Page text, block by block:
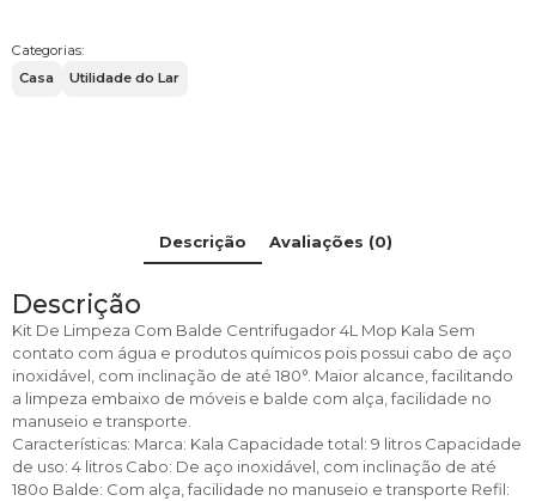
CENTRIFUGADOR
Categorias:
Casa
Utilidade do Lar
Descrição Avaliações (0)
Descrição
Kit De Limpeza Com Balde Centrifugador 4L Mop Kala Sem
contato com água e produtos químicos pois possui cabo de aço
inoxidável, com inclinação de até 180°. Maior alcance, facilitando
a limpeza embaixo de móveis e balde com alça, facilidade no
manuseio e transporte.
Características: Marca: Kala Capacidade total: 9 litros Capacidade
de uso: 4 litros Cabo: De aço inoxidável, com inclinação de até
180o Balde: Com alça, facilidade no manuseio e transporte Refil: